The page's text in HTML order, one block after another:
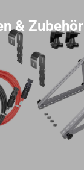
& Zubehör